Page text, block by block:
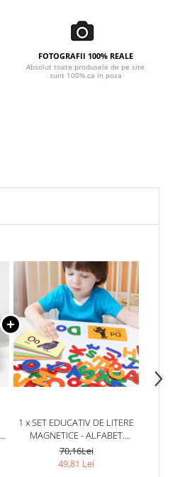
FOTOGRAFII 100% REALE
Absolut toate produsele de pe site
sunt 100% ca in poza
1 x SET EDUCATIV DE LITERE
MAGNETICE - ALFABET
COLORAT PENTRU COPII
70,16Lei
49,81 Lei